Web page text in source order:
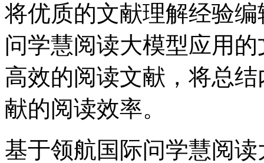
将优质的文献理解经验编
问学慧阅读大模型应用的
高效的阅读文献，将总
献的阅读效率。
基于领航国际问学慧阅读